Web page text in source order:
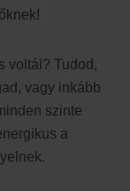
voltál? Tudod,
vagy inkább
szinte
a